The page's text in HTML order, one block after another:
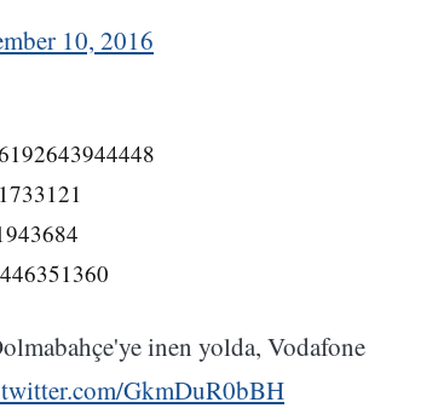
10, 2016
inen yolda, Vodafone
GkmDuR0bBH